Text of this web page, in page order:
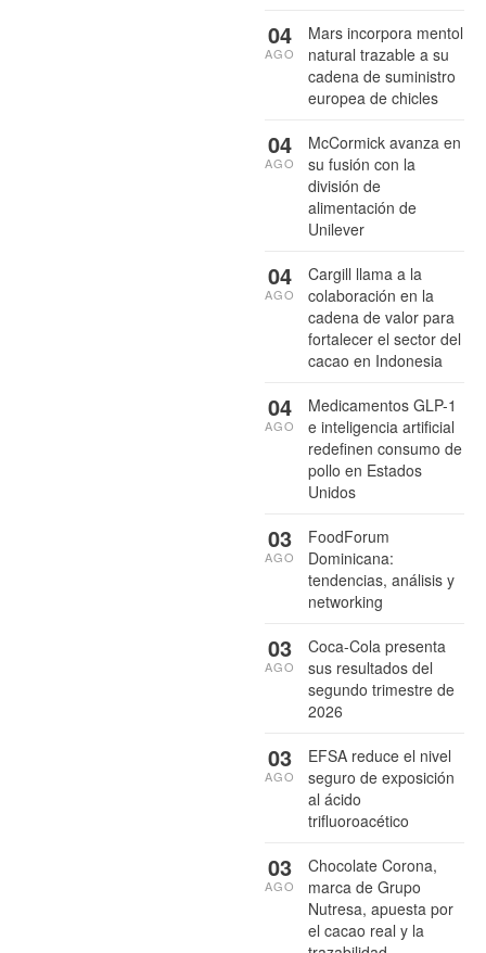
Mars incorpora mentol
natural trazable a su
cadena de suministro
europea de chicles
04
AGO
McCormick avanza en
su fusión con la
división de
alimentación de
Unilever
04
AGO
Cargill llama a la
colaboración en la
cadena de valor para
fortalecer el sector del
cacao en Indonesia
04
AGO
Medicamentos GLP-1
e inteligencia artificial
redefinen consumo de
pollo en Estados
Unidos
04
AGO
FoodForum
Dominicana:
tendencias, análisis y
networking
03
AGO
Coca-Cola presenta
sus resultados del
segundo trimestre de
2026
03
AGO
EFSA reduce el nivel
seguro de exposición
al ácido
trifluoroacético
03
AGO
Chocolate Corona,
marca de Grupo
Nutresa, apuesta por
el cacao real y la
03
AGO